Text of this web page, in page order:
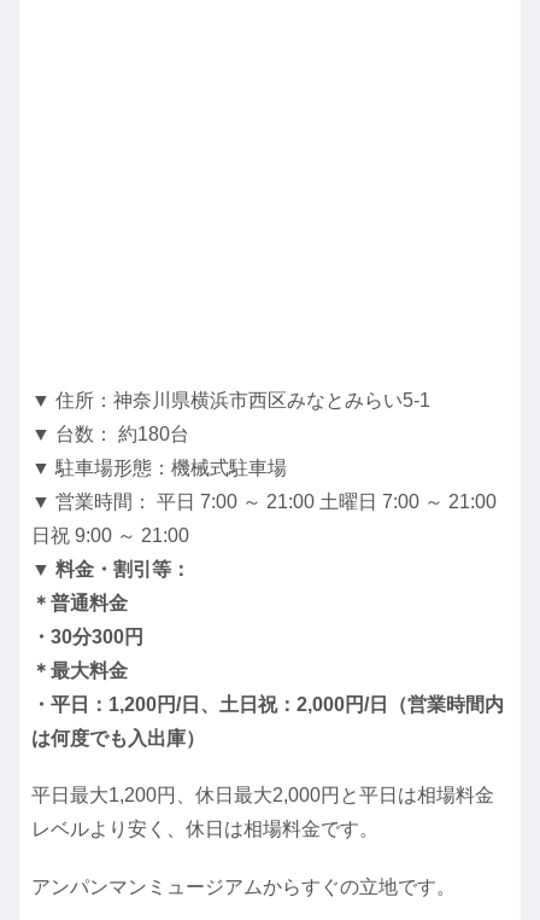
▼ 住所：神奈川県横浜市西区みなとみらい5-1
▼ 台数： 約180台
▼ 駐車場形態：機械式駐車場
▼ 営業時間： 平日 7:00 ～ 21:00 土曜日 7:00 ～ 21:00
日祝 9:00 ～ 21:00
▼ 料金・割引等：
＊普通料金
・30分300円
＊最大料金
・ 平日：1,200円/日、 土日祝：2,000円/日
（営業時間内
は何度でも入出庫）
平日最大1,200円、休日最大2,000円と平日は相場料金
レベルより安く、休日は相場料金です。
アンパンマンミュージアムからすぐの立地です。